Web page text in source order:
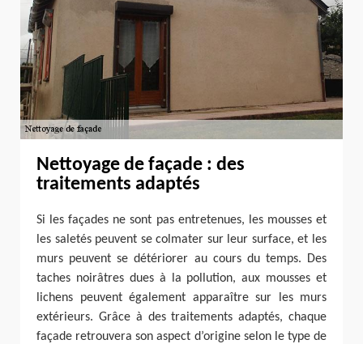
Nettoyage de façade : des
traitements adaptés
Si les façades ne sont pas entretenues, les mousses et
les saletés peuvent se colmater sur leur surface, et les
murs peuvent se détériorer au cours du temps. Des
taches noirâtres dues à la pollution, aux mousses et
lichens peuvent également apparaître sur les murs
extérieurs. Grâce à des traitements adaptés, chaque
façade retrouvera son aspect d’origine selon le type de